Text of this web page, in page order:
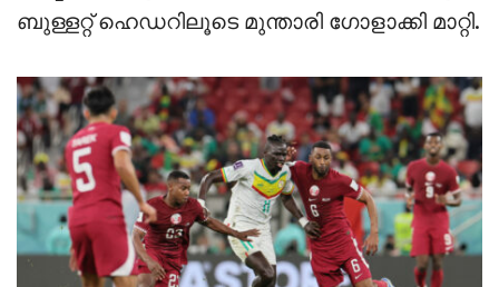
ബുള്ളറ്റ് ഹെഡറിലൂടെ മുന്താരി ഗോളാക്കി മാറ്റി.